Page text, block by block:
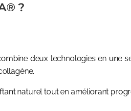
?
deux technologies en une
naturel tout en améliorant